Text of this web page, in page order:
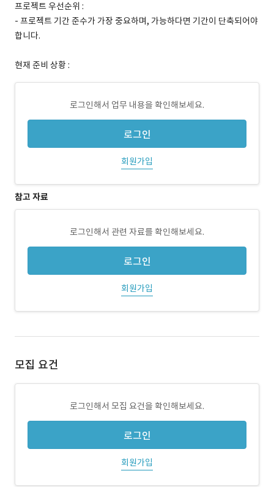
프로젝트 우선순위 :
- 프로젝트 기간 준수가 가장 중요하며, 가능하다면 기간이 단축되어야
합니다.
현재 준비 상황 :
로그인해서 업무 내용을 확인해보세요.
로그인
회원가입
참고 자료
로그인해서 관련 자료를 확인해보세요.
로그인
회원가입
모집 요건
로그인해서 모집 요건을 확인해보세요.
로그인
회원가입